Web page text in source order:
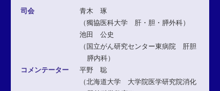
司会
青木 琢
（獨協医科大学 肝・胆・膵外科）
池田 公史
（国立がん研究センター東病院 肝胆
膵内科）
コメンテーター
平野 聡
（北海道大学 大学院医学研究院消化